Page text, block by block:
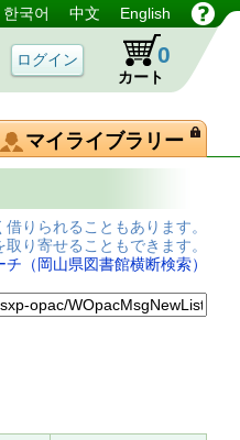
한국어 中文 English
カート
0
マイライブラリー
りられることもあります。
り寄せることもできます。
（岡山県図書館横断検索）